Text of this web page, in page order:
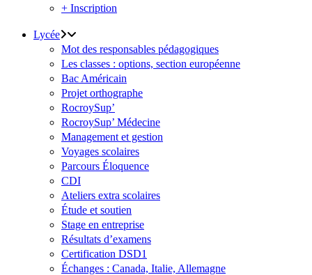
+ Inscription
Lycée
Mot des responsables pédagogiques
Les classes : options, section européenne
Bac Américain
Projet orthographe
RocroySup’
RocroySup’ Médecine
Management et gestion
Voyages scolaires
Parcours Éloquence
CDI
Ateliers extra scolaires
Étude et soutien
Stage en entreprise
Résultats d’examens
Certification DSD1
Échanges : Canada, Italie, Allemagne